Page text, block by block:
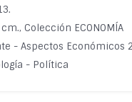
Colección ECONOMÍA
- Aspectos Económicos
- Política